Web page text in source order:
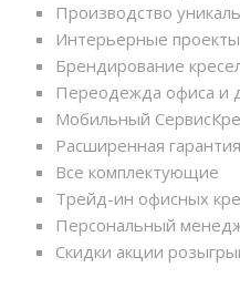
Производство
Интерьерные
Брендирование
Переодежда офиса и
Мобильный
Расширенная гарантия
Все комплектующие
Трейд-ин офисных
Персональный
Скидки акции